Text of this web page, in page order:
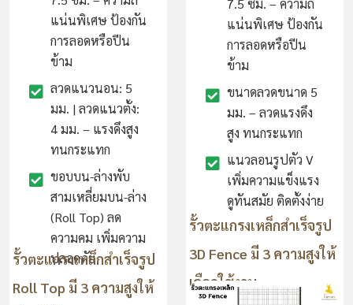
แน่นพิเศษ ป้องกัน
การลอดหรือปีน
ข้าม
ลวดแนวนอน: 5
มม. | ลวดแนวตั้ง:
4 มม. – แรงดึงสูง
ทนกระแทก
ขอบบน-ล่างพับ
สามเหลี่ยมบน-ล่าง
(Roll Top) ลด
ความคม เพิ่มความ
ปลอดภัย
รั้วตะแกรงเหล็กสำเร็จรูป
Roll Top มี 3 ความสูงให้
7.5 ซม. – ความถี่
แน่นพิเศษ ป้องกัน
การลอดหรือปีน
ข้าม
ขนาดลวดขนาด 5
มม. – ลวดแรงดึง
สูง ทนกระแทก
แนวลอนรูปตัว V
เพิ่มความแข็งแรง
ดูทันสมัย ติดตั้งง่าย
รั้วตะแกรงเหล็กสำเร็จรูป
3D Fence มี 3 ความสูงให้
เลือกใช้งาน